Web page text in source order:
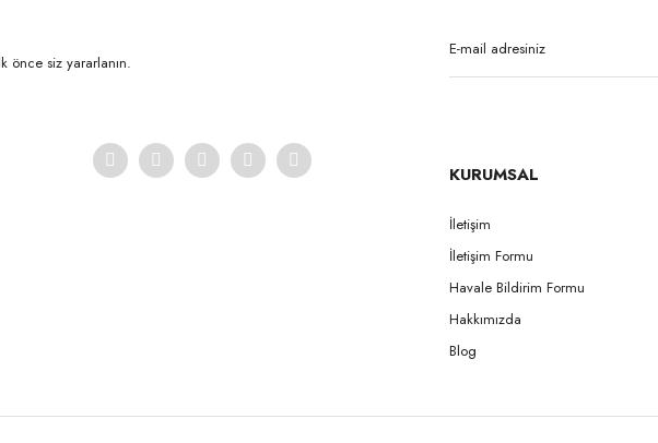
önce siz yararlanın.
KURUMSAL
İletişim
İletişim Formu
Havale Bildirim Formu
Hakkımızda
Blog